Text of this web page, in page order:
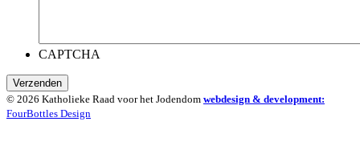
CAPTCHA
Verzenden
© 2026 Katholieke Raad voor het Jodendom webdesign & development:
FourBottles Design